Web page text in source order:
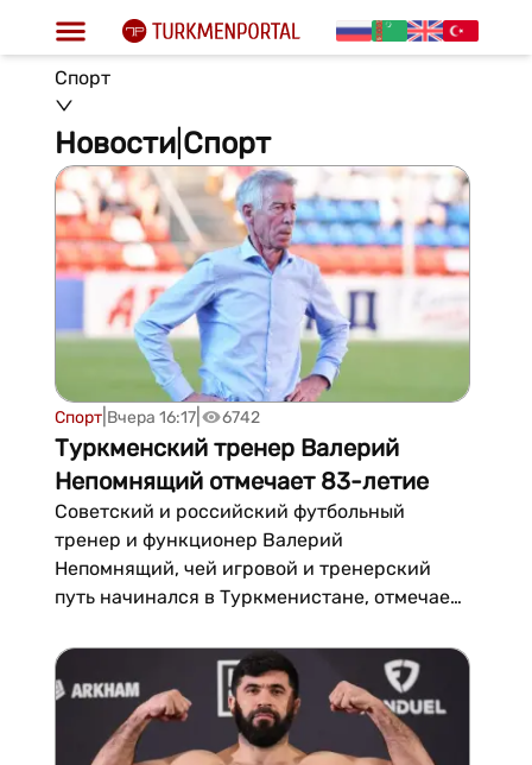
Спорт
Новости| Спорт
Спорт| Вчера 16:17| 6742
Туркменский тренер Валерий
Непомнящий отмечает 83-летие
Советский и российский футбольный
тренер и функционер Валерий
Непомнящий, чей игровой и тренерский
путь начинался в Туркменистане, отмечает
Славгороде Алтайского края.Свою связь с
туркменским футболом Непомнящий начал
ещё в школьные годы: играл за сборную
школьников республики, а затем — за